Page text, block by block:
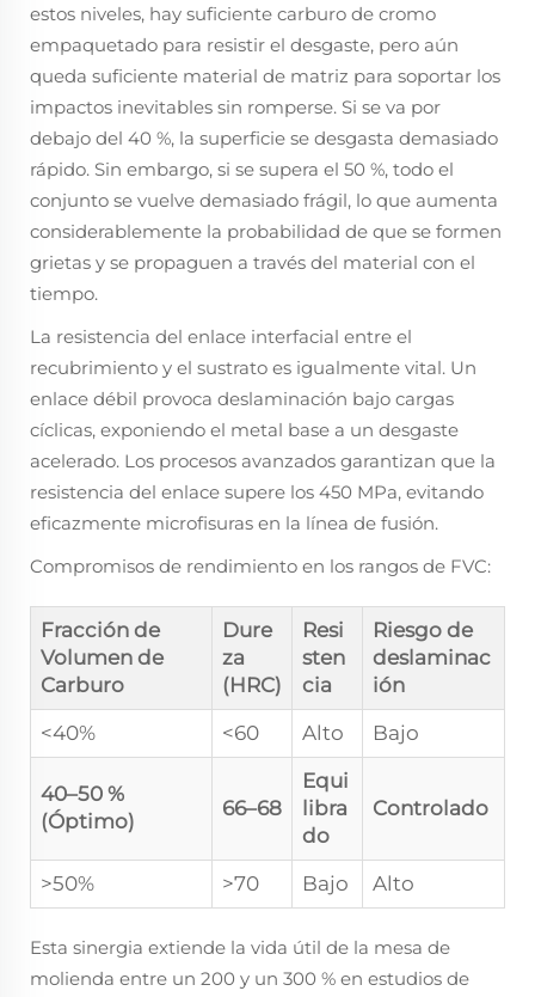
estos niveles, hay suficiente carburo de cromo
empaquetado para resistir el desgaste, pero aún
queda suficiente material de matriz para soportar los
impactos inevitables sin romperse. Si se va por
debajo del 40 %, la superficie se desgasta demasiado
rápido. Sin embargo, si se supera el 50 %, todo el
conjunto se vuelve demasiado frágil, lo que aumenta
considerablemente la probabilidad de que se formen
grietas y se propaguen a través del material con el
tiempo.
La resistencia del enlace interfacial entre el
recubrimiento y el sustrato es igualmente vital. Un
enlace débil provoca deslaminación bajo cargas
cíclicas, exponiendo el metal base a un desgaste
acelerado. Los procesos avanzados garantizan que la
resistencia del enlace supere los 450 MPa, evitando
eficazmente microfisuras en la línea de fusión.
Compromisos de rendimiento en los rangos de FVC:
Fracción de
Volumen de
Carburo
Dure
za
(HRC)
Resi
sten
cia
Riesgo de
deslaminac
ión
<40%
<60 Alto Bajo
40–50 %
(Óptimo)
66–68
Equi
libra
do
Controlado
>50% >70 Bajo Alto
Esta sinergia extiende la vida útil de la mesa de
molienda entre un 200 y un 300 % en estudios de